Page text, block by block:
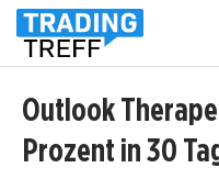
Outlook
Prozent in 30